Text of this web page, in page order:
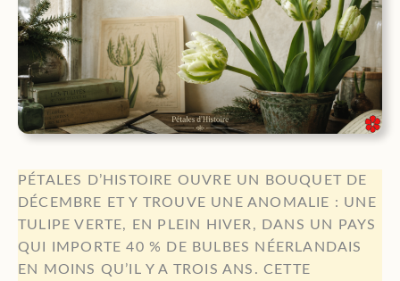
PÉTALES D’HISTOIRE OUVRE UN BOUQUET DE
DÉCEMBRE ET Y TROUVE UNE ANOMALIE : UNE
TULIPE VERTE, EN PLEIN HIVER, DANS UN PAYS
QUI IMPORTE 40 % DE BULBES NÉERLANDAIS
EN MOINS QU’IL Y A TROIS ANS. CETTE